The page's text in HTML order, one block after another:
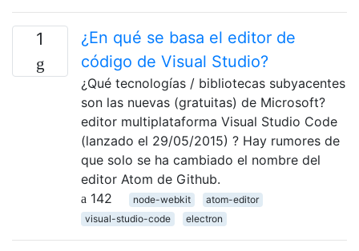
1
¿En qué se basa el editor de
código de Visual Studio?
¿Qué tecnologías / bibliotecas subyacentes
son las nuevas (gratuitas) de Microsoft?
editor multiplataforma Visual Studio Code
(lanzado el 29/05/2015) ? Hay rumores de
que solo se ha cambiado el nombre del
editor Atom de Github.
142
node-webkit
atom-editor
visual-studio-code
electron